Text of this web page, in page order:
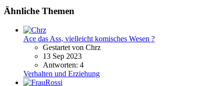
Ähnliche Themen
Ace das Ass, vielleicht komisches Wesen ?
Gestartet von Chrz
13 Sep 2023
Antworten: 4
Verhalten und Erziehung